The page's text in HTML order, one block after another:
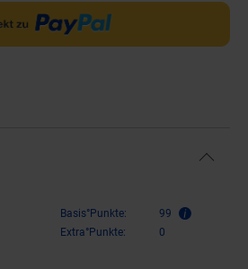
Basis°Punkte:
99
Extra°Punkte:
0